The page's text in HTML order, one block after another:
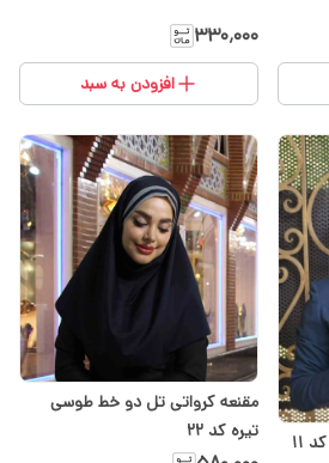
۳۳۰٬۰۰۰
افزودن به سبد
11
مقنعه کرواتی تل دو خط طوسی
تیره کد 22